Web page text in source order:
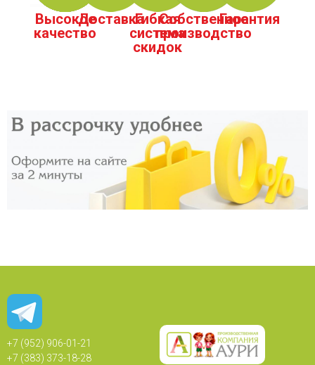
Высокое
качество
ДоставкаГибкая
система
скидок
Собственное
производство
Гарантия
+7 (952) 906-01-21
+7 (383) 373-18-28